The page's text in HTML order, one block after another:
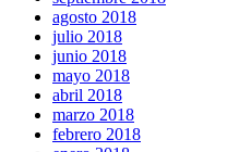
agosto 2018
julio 2018
junio 2018
mayo 2018
abril 2018
marzo 2018
febrero 2018